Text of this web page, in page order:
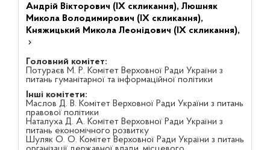
Андрій Вікторович (IX скликання), Люшняк
Микола Володимирович (IX скликання),
Княжицький Микола Леонідович (IX скликання),
Головний комітет:
Потураєв М. Р. Комітет Верховної Ради України з
питань гуманітарної та інформаційної політики
Інші комітети:
Маслов Д. В. Комітет Верховної Ради України з питань
правової політики
Наталуха Д. А. Комітет Верховної Ради України з
питань економічного розвитку
Шуляк О. О. Комітет Верховної Ради України з питань